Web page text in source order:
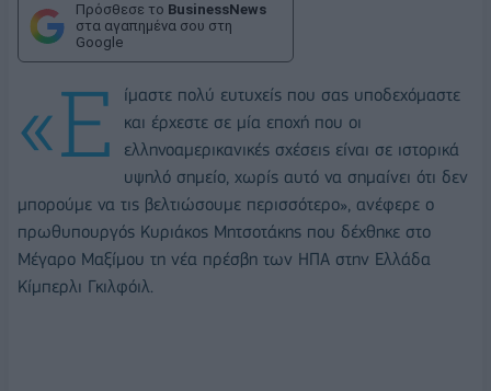
Πρόσθεσε το BusinessNews
στα αγαπημένα σου στη
Google
«Ε
ίμαστε πολύ ευτυχείς που σας υποδεχόμαστε
και έρχεστε σε μία εποχή που οι
ελληνοαμερικανικές σχέσεις είναι σε ιστορικά
υψηλό σημείο, χωρίς αυτό να σημαίνει ότι δεν
μπορούμε να τις βελτιώσουμε περισσότερο», ανέφερε ο
πρωθυπουργός Κυριάκος Μητσοτάκης που δέχθηκε στο
Μέγαρο Μαξίμου τη νέα πρέσβη των ΗΠΑ στην Ελλάδα
Κίμπερλι Γκιλφόιλ.